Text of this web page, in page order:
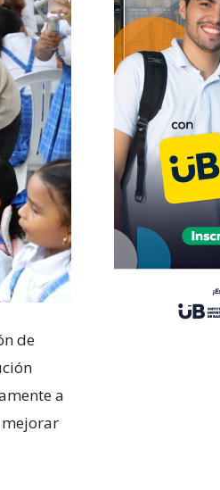
de
a
mejorar